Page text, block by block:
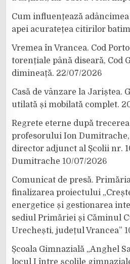
Cum influențează
apei acuratețea citirilor
Vremea în Vrancea. Cod
torențiale până diseară, Cod
dimineață. 22/07/2026
Casă de vânzare la Jariștea.
utilată și mobilată complet.
Regrete eterne după
profesorului Ion
director adjunct al Școlii nr.
Dumitrache 10/07/2026
Comunicat de presă.
finalizarea proiectului
energetice și gestionarea
sediul Primăriei și Căminul
Urechești, județul Vrancea”
Școala Gimnazială „Anghel
locul I între școlile